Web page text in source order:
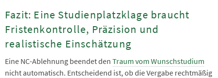
Fazit: Eine Studienplatzklage braucht
Fristenkontrolle, Präzision und
realistische Einschätzung
Eine NC-Ablehnung beendet den Traum vom Wunschstudium
nicht automatisch. Entscheidend ist, ob die Vergabe rechtmäßig